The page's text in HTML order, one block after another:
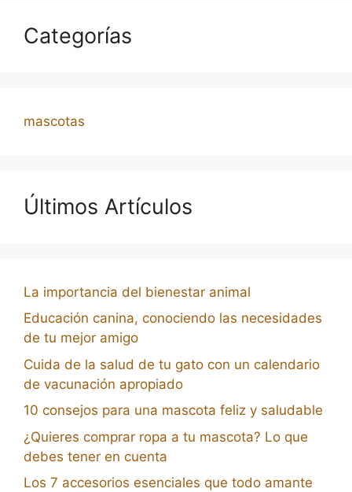
Categorías
mascotas
Últimos Artículos
La importancia del bienestar animal
Educación canina, conociendo las necesidades
de tu mejor amigo
Cuida de la salud de tu gato con un calendario
de vacunación apropiado
10 consejos para una mascota feliz y saludable
¿Quieres comprar ropa a tu mascota? Lo que
debes tener en cuenta
Los 7 accesorios esenciales que todo amante